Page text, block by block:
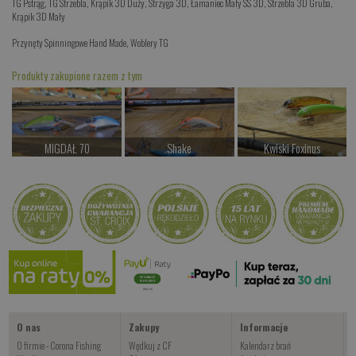
Krąpik 3D Mały
Przynęty Spinningowe Hand Made ,Woblery TG
Produkty zakupione razem z tym
MIGDAŁ 70
Kup teraz >
Shake
Kup teraz >
Kwiski Foxinus
Kup teraz >
JIG Muddler
od 14.00 PLN
Kup teraz >
O nas
O firmie - Corona Fishing
Zakupy
Wędkuj z CF
Informacje
Kalendarz brań